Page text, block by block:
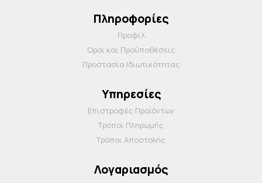
Πληροφορίες
Προφίλ
Όροι και Προΰποθέσεις
Προστασία Ιδιωτικότητας
Υπηρεσίες
Επιστροφές Προϊόντων
Τρόποι Πληρωμής
Τρόποι Αποστολής
Λογαριασμός